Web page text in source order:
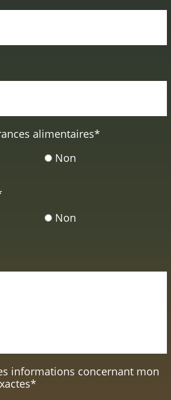
alimentaires*
Non
Non
informations concernant mon
*